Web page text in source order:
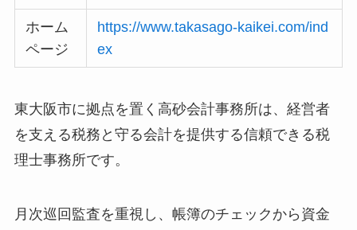
ホーム
ページ
https://www.takasago-kaikei.com/ind
ex
東大阪市に拠点を置く高砂会計事務所は、経営者
を支える税務と守る会計を提供する信頼できる税
理士事務所です。
月次巡回監査を重視し、帳簿のチェックから資金